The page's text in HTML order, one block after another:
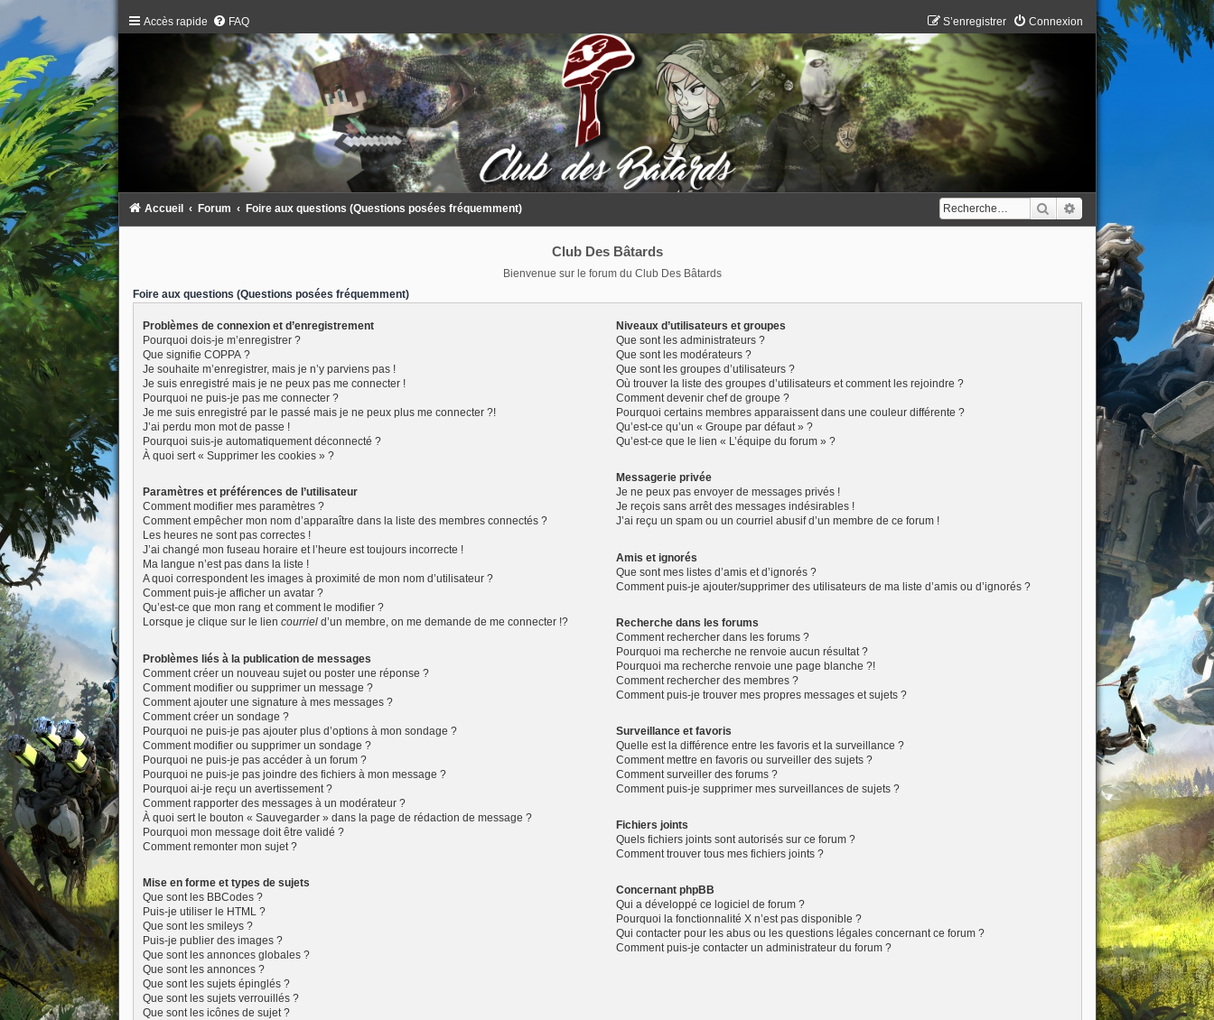
Accès rapide FAQ Connexion
S’enregistrer
Rechercher
Accueil Forum Foire aux questions (Questions posées fréquemment)
Club Des Bâtards
Bienvenue sur le forum du Club Des Bâtards
Foire aux questions (Questions posées fréquemment)
Problèmes de connexion et d’enregistrement
Pourquoi dois-je m’enregistrer ?
Que signifie COPPA ?
Je souhaite m’enregistrer, mais je n’y parviens pas !
Je suis enregistré mais je ne peux pas me connecter !
Pourquoi ne puis-je pas me connecter ?
Je me suis enregistré par le passé mais je ne peux plus me connecter ?!
J’ai perdu mon mot de passe !
Pourquoi suis-je automatiquement déconnecté ?
À quoi sert « Supprimer les cookies » ?
Paramètres et préférences de l’utilisateur
Comment modifier mes paramètres ?
Comment empêcher mon nom d’apparaître dans la liste des membres connectés ?
Les heures ne sont pas correctes !
J’ai changé mon fuseau horaire et l’heure est toujours incorrecte !
Ma langue n’est pas dans la liste !
A quoi correspondent les images à proximité de mon nom d’utilisateur ?
Comment puis-je afficher un avatar ?
Qu’est-ce que mon rang et comment le modifier ?
Lorsque je clique sur le lien courrield’un membre, on me demande de me connecter !?
Problèmes liés à la publication de messages
Comment créer un nouveau sujet ou poster une réponse ?
Comment modifier ou supprimer un message ?
Comment ajouter une signature à mes messages ?
Comment créer un sondage ?
Pourquoi ne puis-je pas ajouter plus d’options à mon sondage ?
Comment modifier ou supprimer un sondage ?
Pourquoi ne puis-je pas accéder à un forum ?
Pourquoi ne puis-je pas joindre des fichiers à mon message ?
Pourquoi ai-je reçu un avertissement ?
Comment rapporter des messages à un modérateur ?
À quoi sert le bouton « Sauvegarder » dans la page de rédaction de message ?
Pourquoi mon message doit être validé ?
Comment remonter mon sujet ?
Mise en forme et types de sujets
Que sont les BBCodes ?
Puis-je utiliser le HTML ?
Que sont les smileys ?
Puis-je publier des images ?
Que sont les annonces globales ?
Que sont les annonces ?
Que sont les sujets épinglés ?
Que sont les sujets verrouillés ?
Que sont les icônes de sujet ?
Niveaux d’utilisateurs et groupes
Que sont les administrateurs ?
Que sont les modérateurs ?
Que sont les groupes d’utilisateurs ?
Où trouver la liste des groupes d’utilisateurs et comment les rejoindre ?
Comment devenir chef de groupe ?
Pourquoi certains membres apparaissent dans une couleur différente ?
Qu’est-ce qu’un « Groupe par défaut » ?
Qu’est-ce que le lien « L’équipe du forum » ?
Messagerie privée
Je ne peux pas envoyer de messages privés !
Je reçois sans arrêt des messages indésirables !
J’ai reçu un spam ou un courriel abusif d’un membre de ce forum !
Amis et ignorés
Que sont mes listes d’amis et d’ignorés ?
Comment puis-je ajouter/supprimer des utilisateurs de ma liste d’amis ou d’ignorés ?
Recherche dans les forums
Comment rechercher dans les forums ?
Pourquoi ma recherche ne renvoie aucun résultat ?
Pourquoi ma recherche renvoie une page blanche ?!
Comment rechercher des membres ?
Comment puis-je trouver mes propres messages et sujets ?
Surveillance et favoris
Quelle est la différence entre les favoris et la surveillance ?
Comment mettre en favoris ou surveiller des sujets ?
Comment surveiller des forums ?
Comment puis-je supprimer mes surveillances de sujets ?
Fichiers joints
Quels fichiers joints sont autorisés sur ce forum ?
Comment trouver tous mes fichiers joints ?
Concernant phpBB
Qui a développé ce logiciel de forum ?
Pourquoi la fonctionnalité X n’est pas disponible ?
Qui contacter pour les abus ou les questions légales concernant ce forum ?
Comment puis-je contacter un administrateur du forum ?